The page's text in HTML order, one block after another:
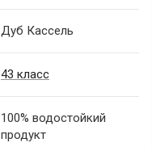
Дуб Кассель
43 класс
100% водостойкий
продукт